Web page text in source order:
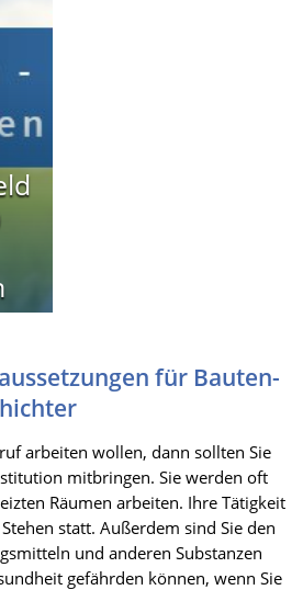
für Bauten-
arbeiten wollen, dann sollten Sie
mitbringen. Sie werden oft
Räumen arbeiten. Ihre Tätigkeit
statt. Außerdem sind Sie den
und anderen Substanzen
gefährden können, wenn Sie